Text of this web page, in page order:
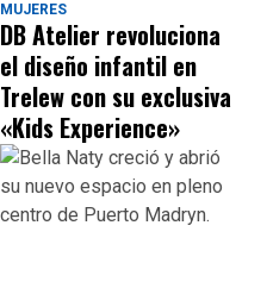
MUJERES
DB Atelier revoluciona
el diseño infantil en
Trelew con su exclusiva
«Kids Experience»